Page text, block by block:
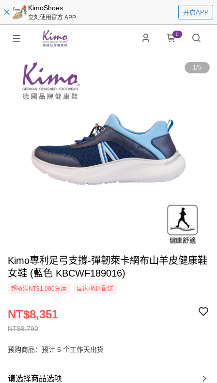
KimoShoes
立刻使用官方 APP
开启APP
0
1/5
Kimo專利足弓支撐-彈韌萊卡網布山羊皮健康鞋
女鞋 (藍色 KBCWF189016)
超取满NT$1,000免运 国家/地区配送
NT$8,790
NT$8,351
预购商品：预计 5 个工作天出货
请选择商品选项